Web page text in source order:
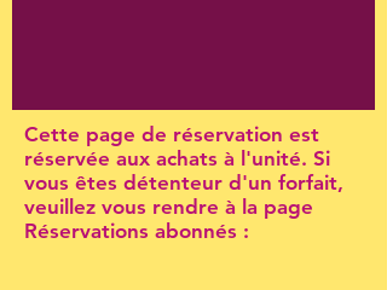
Cette page de réservation est
réservée aux achats à l'unité. Si
vous êtes détenteur d'un forfait,
veuillez vous rendre à la page
Réservations abonnés :